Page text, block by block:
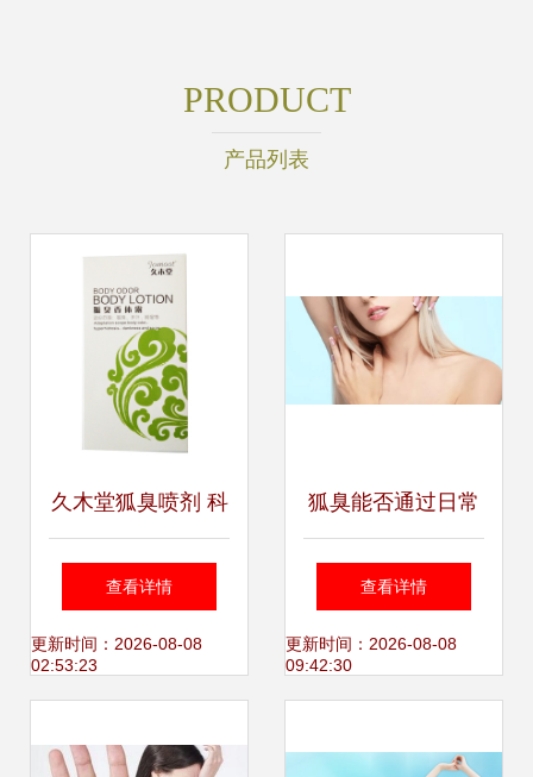
PRODUCT
产品列表
久木堂狐臭喷剂 科
技香体，重塑自
信，专业OEM赋能
查看详情
更新时间：2026-08-08
02:53:23
狐臭能否通过日常
调理改善？详解非
手术调理之道
查看详情
更新时间：2026-08-08
09:42:30